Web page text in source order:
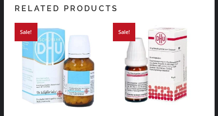
RELATED PRODUCTS
Sale! Sale!